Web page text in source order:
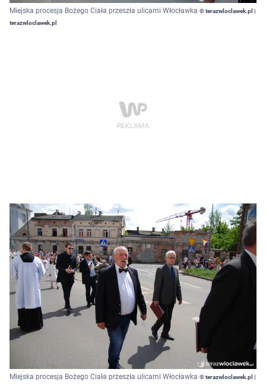
Miejska procesja Bożego Ciała przeszła ulicami Włocławka © terazwloclawek.pl |
terazwloclawek.pl
Miejska procesja Bożego Ciała przeszła ulicami Włocławka © terazwloclawek.pl |